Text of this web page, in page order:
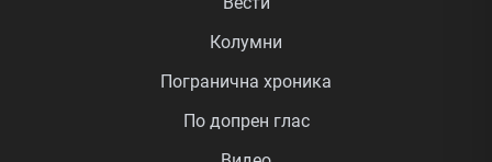
Колумни
Погранична хроника
По допрен глас